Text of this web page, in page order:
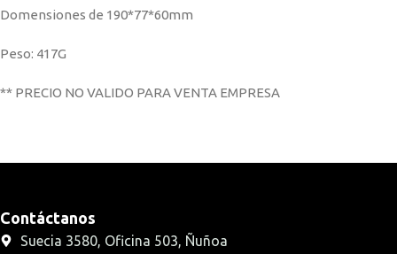
Domensiones de 190*77*60mm
Peso: 417G
** PRECIO NO VALIDO PARA VENTA EMPRESA
Contáctanos
Suecia 3580, Oficina 503, Ñuñoa